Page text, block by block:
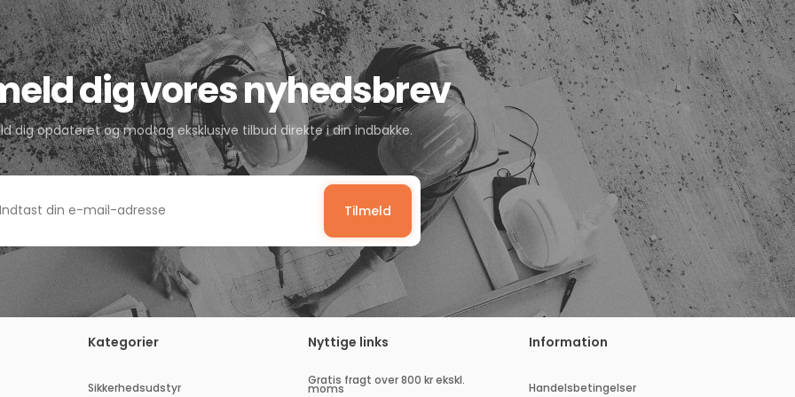
dig vores nyhedsbrev
dig opdateret og modtag eksklusive tilbud direkte i din indbakke.
Tilmeld
Kategorier
Sikkerhedsudstyr
Nyttige links
Gratis fragt over 800 kr ekskl.
moms
Information
Handelsbetingelser